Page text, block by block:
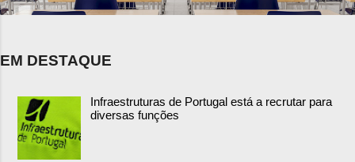
EM DESTAQUE
Infraestruturas de Portugal está a recrutar para
diversas funções